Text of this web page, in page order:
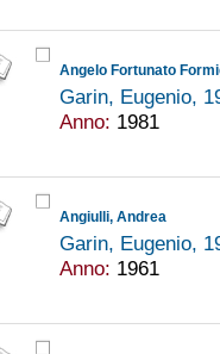
Angelo Fortunato
Garin, Eugenio,
Anno: 1981
Angiulli, Andrea
Garin, Eugenio,
Anno: 1961